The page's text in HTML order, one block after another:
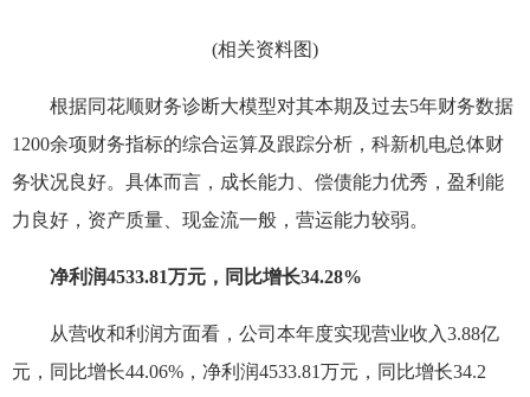
(相关资料图)
根据同花顺财务诊断大模型对其本期及过去5年财务数据
1200余项财务指标的综合运算及跟踪分析，科新机电总体财
务状况良好。具体而言，成长能力、偿债能力优秀，盈利能
力良好，资产质量、现金流一般，营运能力较弱。
净利润4533.81万元，同比增长34.28%
从营收和利润方面看，公司本年度实现营业收入3.88亿
元，同比增长44.06%，净利润4533.81万元，同比增长34.2